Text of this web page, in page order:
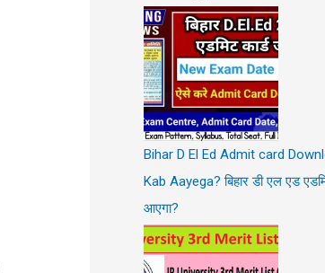
Bihar D El Ed Admit card
Kab Aayega? बिहार डी एल एड
आएगा?